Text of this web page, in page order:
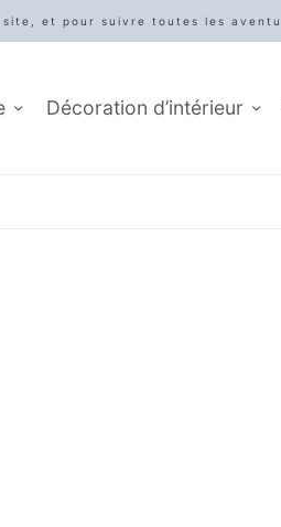
et pour suivre toutes les
Décoration d’intérieur